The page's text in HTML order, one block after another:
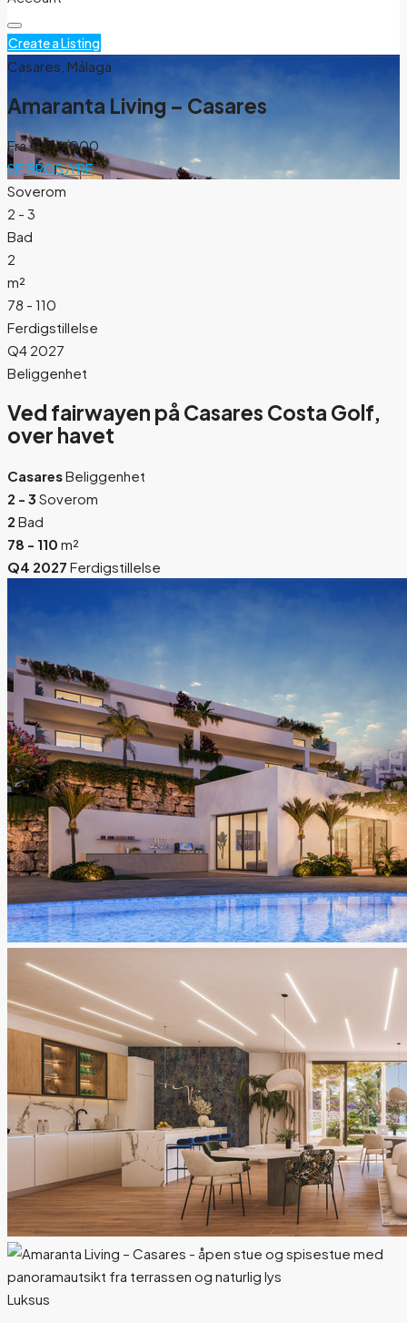
Create a Listing
Casares, Málaga
Amaranta Living – Casares
Fra€446.000
SE BROSJYRE
Soverom
2 - 3
Bad
2
m²
78 - 110
Ferdigstillelse
Q4 2027
Beliggenhet
Ved fairwayen på Casares Costa Golf,
over havet
CasaresBeliggenhet
2 - 3 Soverom
2 Bad
78 - 110 m²
Q4 2027 Ferdigstillelse
Luksus